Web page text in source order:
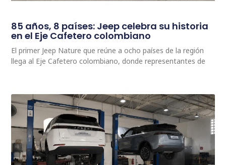
85 años, 8 países: Jeep celebra su historia
en el Eje Cafetero colombiano
El primer Jeep Nature que reúne a ocho países de la región
llega al Eje Cafetero colombiano, donde representantes de